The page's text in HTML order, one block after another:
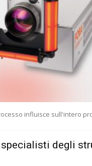
influisce sull'intero
degli